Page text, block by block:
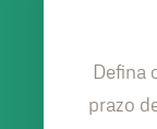
Defina
prazo